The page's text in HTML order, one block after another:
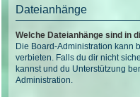
Dateianhänge
Welche Dateianhänge sind in
Die Board-Administration kann
verbieten. Falls du dir nicht
kannst und du Unterstützung
Administration.